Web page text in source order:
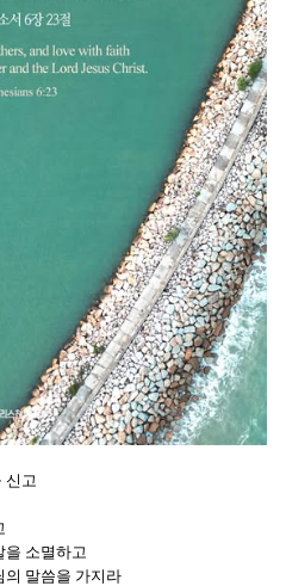
신고
을 소멸하고
의 말씀을 가지라